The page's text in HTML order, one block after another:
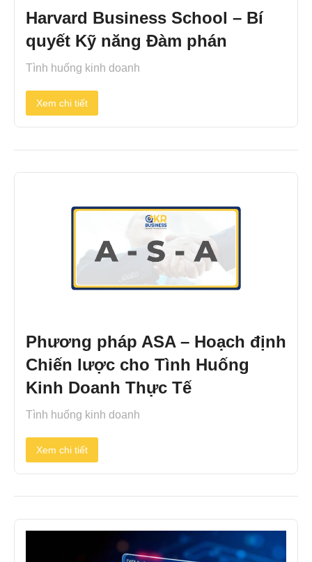
Harvard Business School – Bí
quyết Kỹ năng Đàm phán
Tình huống kinh doanh
Xem chi tiết
Phương pháp ASA – Hoạch định
Chiến lược cho Tình Huống
Kinh Doanh Thực Tế
Tình huống kinh doanh
Xem chi tiết